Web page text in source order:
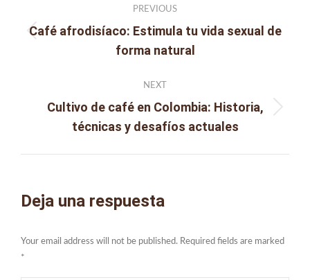
navigation
PREVIOUS
Previous
post:
Café afrodisíaco: Estimula tu vida sexual de
forma natural
NEXT
Next
post:
Cultivo de café en Colombia: Historia,
técnicas y desafíos actuales
Deja una respuesta
Your email address will not be published. Required fields are marked
*